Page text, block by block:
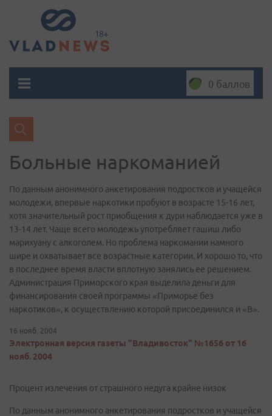
0 баллов
Больные наркоманией
По данным анонимного анкетирования подростков и учащейся
молодежи, впервые наркотики пробуют в возрасте 15-16 лет,
хотя значительный рост приобщения к дури наблюдается уже в
13-14 лет. Чаще всего молодежь употребляет гашиш либо
марихуану с алкоголем. Но проблема наркомании намного
шире и охватывает все возрастные категории. И хорошо то, что
в последнее время власти вплотную занялись ее решением.
Администрация Приморского края выделила деньги для
финансирования своей программы «Приморье без
наркотиков», к осуществлению которой присоединился и «В».
16 нояб. 2004
Электронная версия газеты "Владивосток" №1656 от 16
нояб. 2004
Процент излечения от страшного недуга крайне низок
По данным анонимного анкетирования подростков и учащейся